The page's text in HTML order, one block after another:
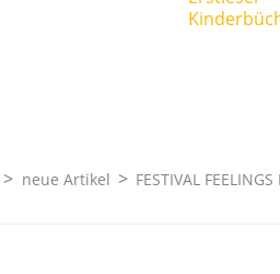
neue Artikel FESTIVAL